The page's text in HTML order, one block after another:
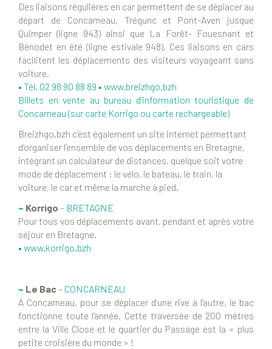
Des liaisons régulières en car permettent de se déplacer au
départ de Concarneau, Trégunc et Pont-Aven jusque
Quimper (ligne 943) ainsi que La Forêt- Fouesnant et
Bénodet en été (ligne estivale 948). Ces liaisons en cars
facilitent les déplacements des visiteurs voyageant sans
voiture.
• Tél. 02 98 90 88 89 • www.breizhgo.bzh
Billets en vente au bureau d’information touristique de
Concarneau (sur carte Korrigo ou carte rechargeable)
Breizhgo.bzh c’est également un site internet permettant
d’organiser l’ensemble de vos déplacements en Bretagne,
intégrant un calculateur de distances, quelque soit votre
mode de déplacement : le vélo, le bateau, le train, la
voiture, le car et même la marche à pied.
~ Korrigo – BRETAGNE
Pour tous vos déplacements avant, pendant et après votre
séjour en Bretagne.
• www.korrigo.bzh
~ Le Bac– CONCARNEAU
À Concarneau, pour se déplacer d’une rive à l’autre, le bac
fonctionne toute l’année. Cette traversée de 200 mètres
entre la Ville Close et le quartier du Passage est la « plus
petite croisière du monde » !